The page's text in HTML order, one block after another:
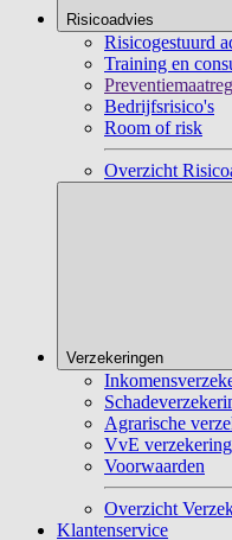
Risicoadvies
Risicogestuurd
Training en
Bedrijfsrisico's
Room of risk
Overzicht
Verzekeringen
Agrarische
VvE
Voorwaarden
Overzicht
Klantenservice